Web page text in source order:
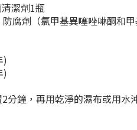
潔劑1瓶
腐劑（氯甲基異噻唑啉酮和
)
)
分鐘，再用乾淨的濕布或用